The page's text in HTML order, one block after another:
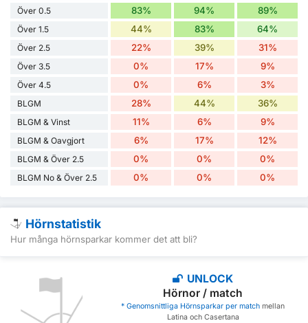
Över 0.5
83% 94% 89%
Över 1.5 44% 83% 64%
Över 2.5 22% 39% 31%
Över 3.5 0% 17% 9%
Över 4.5 0% 6% 3%
BLGM 28% 44% 36%
BLGM & Vinst 11% 6% 9%
BLGM & Oavgjort 6% 17% 12%
BLGM & Över 2.5 0% 0% 0%
BLGM No & Över 2.5 0% 0% 0%
Hörnstatistik
Hur många hörnsparkar kommer det att bli?
UNLOCK
Hörnor / match
* Genomsnittliga Hörnsparkar per match mellan
Latina och Casertana